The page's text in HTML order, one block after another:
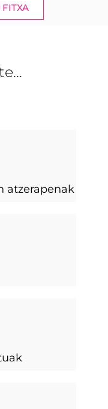
atzerapenak